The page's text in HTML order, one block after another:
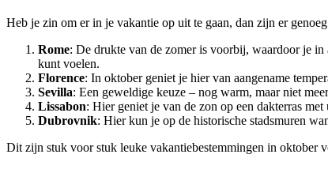
Heb je zin om er in je vakantie op uit te gaan, dan zijn er
Rome: De drukte van de zomer is voorbij, waardoor je in
kunt voelen.
Florence: In oktober geniet je hier van aangename
Sevilla: Een geweldige keuze – nog warm, maar niet
Lissabon: Hier geniet je van de zon op een dakterras
Dubrovnik: Hier kun je op de historische stadsmuren
Dit zijn stuk voor stuk leuke vakantiebestemmingen in oktober